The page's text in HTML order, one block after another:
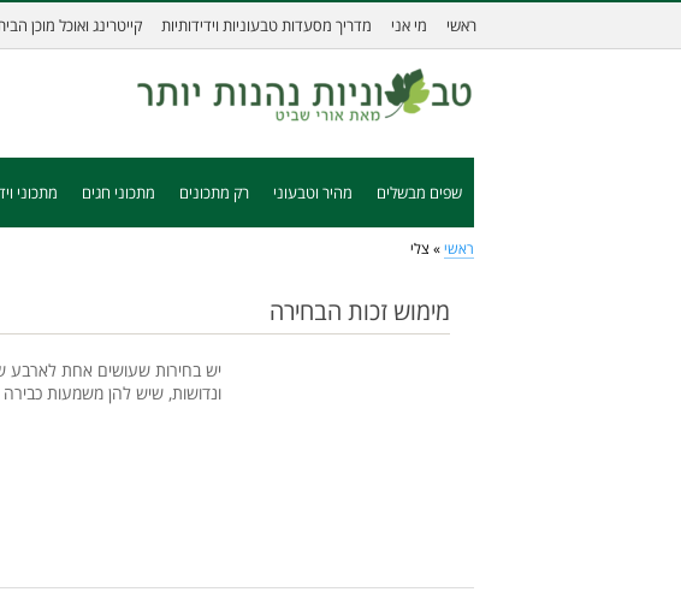
ראשי מי אני מדריך מסעדות טבעוניות וידידותיות קייטרינג ואוכל מוכן
שפים מבשלים מהיר וטבעוני רק מתכונים מתכוני חגים מתכוני
ראשי » צלי
מימוש זכות הבחירה
יש בחירות שעושים אחת לארבע
ונדושות, שיש להן משמעות